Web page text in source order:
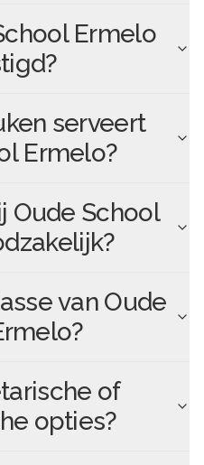
Ermelo
serveert
Ermelo?
Oude School
van Oude
?
of
opties?